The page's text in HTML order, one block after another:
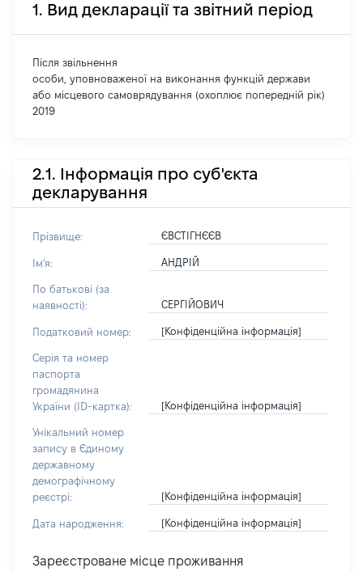
1. Вид декларації та звітний період
Після звільнення
особи, уповноваженої на виконання функцій держави
або місцевого самоврядування (охоплює попередній рік)
2019
2.1. Інформація про суб'єкта
декларування
Прізвище: ЄВСТІГНЄЄВ
Ім'я: АНДРІЙ
По батькові (за
наявності):
СЕРГІЙОВИЧ
Податковий номер: [Конфіденційна інформація]
Серія та номер
паспорта
громадянина
України (ID-картка):
[Конфіденційна інформація]
Унікальний номер
запису в Єдиному
державному
демографічному
реєстрі:
[Конфіденційна інформація]
Дата народження: [Конфіденційна інформація]
Зареєстроване місце проживання